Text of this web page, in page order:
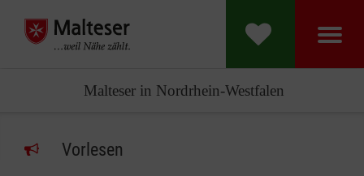
Malteser in Nordrhein-Westfalen
Vorlesen